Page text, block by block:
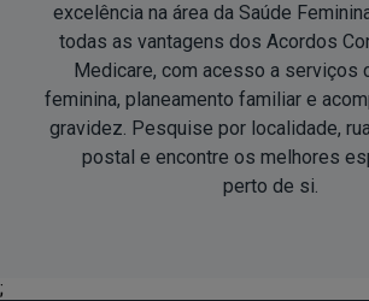
excelência na área da Saúde
todas as vantagens dos Acordos
Medicare, com acesso a serviços
feminina, planeamento familiar e
gravidez. Pesquise por localidade,
postal e encontre os melhores
perto de si.
;